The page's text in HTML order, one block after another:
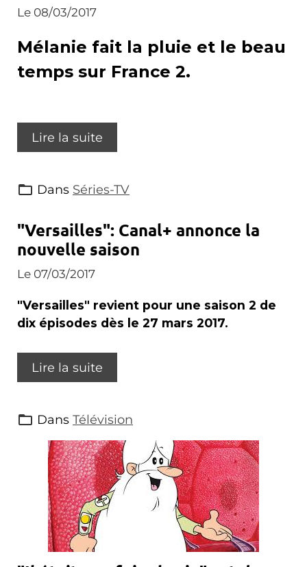
Le 08/03/2017
Mélanie fait la pluie et le beau
temps sur France 2.
Lire la suite
Dans Séries-TV
"Versailles": Canal+ annonce la
nouvelle saison
Le 07/03/2017
"Versailles" revient pour une saison 2 de
dix épisodes dès le 27 mars 2017.
Lire la suite
Dans Télévision